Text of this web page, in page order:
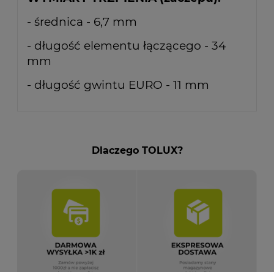
- średnica - 6,7 mm
- długość elementu łączącego - 34
mm
- długość gwintu EURO - 11 mm
Dlaczego TOLUX?